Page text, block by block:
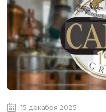
15 декабря 2025